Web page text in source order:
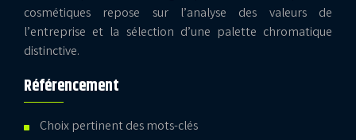
cosmétiques repose sur l’analyse des valeurs de
l’entreprise et la sélection d’une palette chromatique
distinctive.
Référencement
Choix pertinent des mots-clés